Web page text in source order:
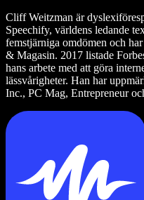
Cliff Weitzman är
Speechify, världens ledande
femstjärniga omdömen och
& Magasin. 2017 listade
hans arbete med att göra
lässvårigheter. Han har
Inc., PC Mag, Entrepreneur